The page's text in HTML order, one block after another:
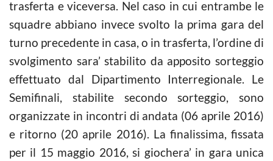
trasferta e viceversa. Nel caso in cui entrambe le
squadre abbiano invece svolto la prima gara del
turno precedente in casa, o in trasferta, l’ordine di
svolgimento sara’ stabilito da apposito sorteggio
effettuato dal Dipartimento Interregionale. Le
Semifinali, stabilite secondo sorteggio, sono
organizzate in incontri di andata (06 aprile 2016)
e ritorno (20 aprile 2016). La finalissima, fissata
per il 15 maggio 2016, si giochera’ in gara unica